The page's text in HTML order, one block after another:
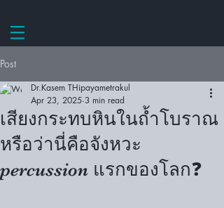
Post
เสียงกระทบหินในถ้ำโบราณ
หรือว่านี่คือจังหวะ
percussion แรกของโลก❓
Dr.Kasem THipayametrakul
Apr 23, 2025 3 min read